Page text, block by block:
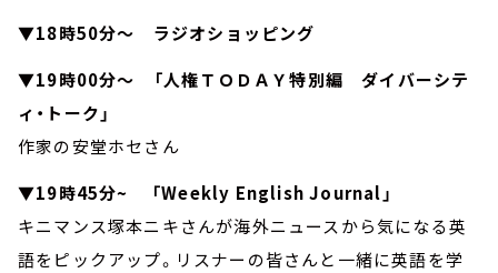
▼18時50分～ ラジオショッピング
▼19時00分～ 「人権ＴＯＤＡＹ特別編 ダイバーシテ
ィ・トーク」
作家の安堂ホセさん
▼19時45分~ 「Weekly English Journal」
キニマンス塚本ニキさんが海外ニュースから気になる英
語をピックアップ。リスナーの皆さんと一緒に英語を学